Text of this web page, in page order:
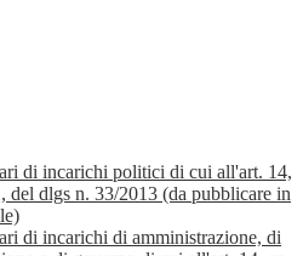
di incarichi politici di cui all'art. 14,
del dlgs n. 33/2013 (da pubblicare in
di incarichi di amministrazione, di